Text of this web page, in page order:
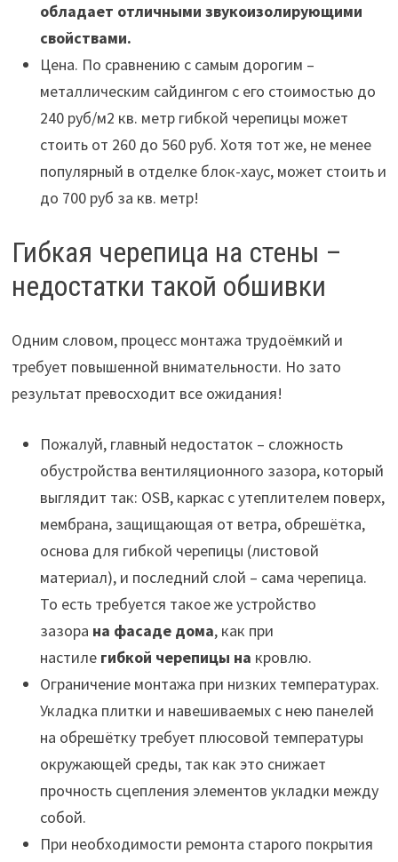
обладает отличными звукоизолирующими
свойствами.
Цена. По сравнению с самым дорогим –
металлическим сайдингом с его стоимостью до
240 руб/м2 кв. метр гибкой черепицы может
стоить от 260 до 560 руб. Хотя тот же, не менее
популярный в отделке блок-хаус, может стоить и
до 700 руб за кв. метр!
Гибкая черепица на стены –
недостатки такой обшивки
Одним словом, процесс монтажа трудоёмкий и
требует повышенной внимательности. Но зато
результат превосходит все ожидания!
Пожалуй, главный недостаток – сложность
обустройства вентиляционного зазора, который
выглядит так: OSB, каркас с утеплителем поверх,
мембрана, защищающая от ветра, обрешётка,
основа для гибкой черепицы (листовой
материал), и последний слой – сама черепица.
То есть требуется такое же устройство
зазора на фасаде дома, как при
настиле гибкой черепицы на кровлю.
Ограничение монтажа при низких температурах.
Укладка плитки и навешиваемых с нею панелей
на обрешётку требует плюсовой температуры
окружающей среды, так как это снижает
прочность сцепления элементов укладки между
собой.
При необходимости ремонта старого покрытия